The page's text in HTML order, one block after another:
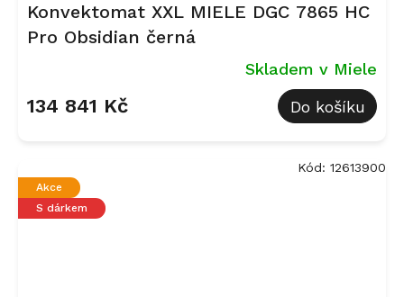
Konvektomat XXL MIELE DGC 7865 HC
Pro Obsidian černá
Skladem v Miele
134 841 Kč Do košíku
Akce
S dárkem
Kód: 12613900